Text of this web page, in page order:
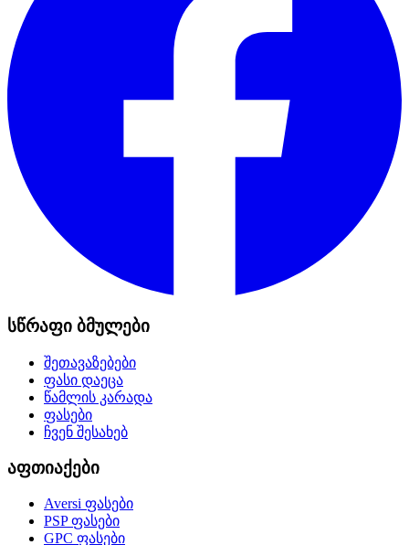
სწრაფი ბმულები
შეთავაზებები
ფასი დაეცა
წამლის კარადა
ფასები
ჩვენ შესახებ
აფთიაქები
Aversi ფასები
PSPფასები
GPC ფასები